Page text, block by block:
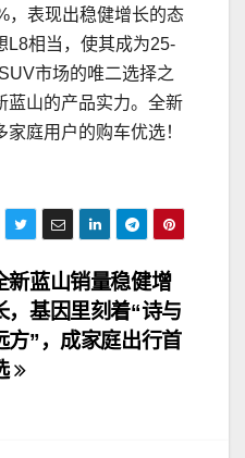
，表现出稳健增长的态
L8相当，使其成为25-
市场的唯二选择之
蓝山的产品实力。全新
庭用户的购车优选！
新蓝山销量稳健增
，基因里刻着“诗与
方”，成家庭出行首